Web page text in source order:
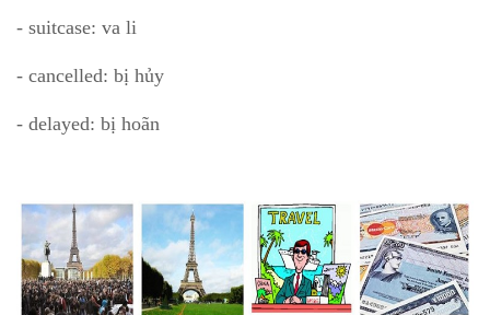
- suitcase: va li
- cancelled: bị hủy
- delayed: bị hoãn